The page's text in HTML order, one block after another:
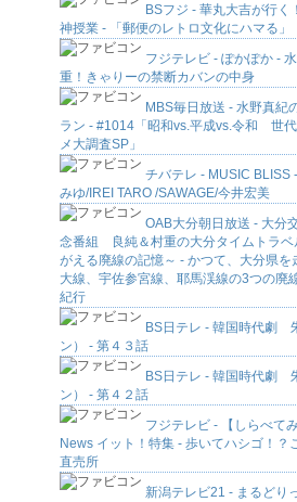
BSフジ - 華丸大吉が行く
神授業 - 「郵便のレトロ文化にハマる」
フジテレビ - ぽかぽか -
重！きゃりーの禁断カバンの中身
MBS毎日放送 - 水野真紀
ラン - #1014「昭和vs.平成vs.令和 世
メ大調査SP」
チバテレ - MUSIC BLISS
みゆ/IREI TARO /SAWAGE/今井宏美
OAB大分朝日放送 - 大分
念番組 良純＆村重の大分タイムトラベ
がえる廃線の記憶～ - かつて、大分県を
大線、宇佐参宮線、耶馬渓線の3つの廃
紀行
BS日テレ - 韓国時代劇
ン） - 第４３話
BS日テレ - 韓国時代劇
ン） - 第４２話
フジテレビ - 【しらべて
News イット！特集 - 歩いてハシゴ！？
直売所
新潟テレビ21 - まるどり